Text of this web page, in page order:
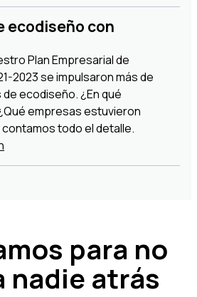
ecodiseño con
Plan Empresarial de
2023 se impulsaron más de
de ecodiseño. ¿En qué
empresas estuvieron
todo el detalle.
para no
nadie atrás